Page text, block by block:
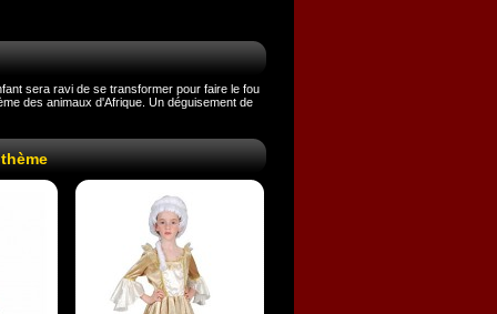
sera ravi de se transformer pour faire le fou
des animaux d'Afrique. Un déguisement de